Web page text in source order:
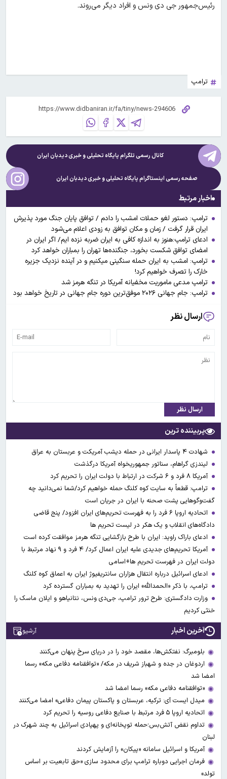
رئیس‌جمهور جی دی ونس و افراد دیگر می‌روند.
ترامپ
کانال رسمی تلگرام پایگاه تحلیلی و خبریدیدبان ایران
صفحه رسمی اینستاگرام پایگاه تحلیلی و خبریدیدبان ایران
اخبار مرتبط
ترامپ: دستور لغو حملات امشب را دادم / توافق پایان جنگ مورد پذیرش
ایران قرار گرفت / زمان و مکان توافق به زودی اعلام می‌شود
ادعای ترامپ:هنوز به اندازه کافی به ایران ضربه نزده ایم/ اگر ایران در
امضای توافق شکست بخورد، جنگنده‌ها تهران را بمباران خواهد کرد
ترامپ: امشب به ایران حمله سنگینی میکنیم و در آینده نزدیک جزیره
خارک را تصرف خواهیم کرد!
ترامپ مدعی ماموریت مخفیانه آمریکا در تنگه هرمز شد
ترامپ: جام جهانی ۲۰۲۶ موفق‌ترین دوره جام جهانی در تاریخ خواهد بود
ارسال نظر
ارسال نظر
پربیننده ترین
شهادت ۴ پاسدار ایرانی در حمله دیشب آمریکت و عربستان به عراق
لیندزی گراهام، سناتور جمهوریخواه آمریکا درگذشت
آمریکا ۸ فرد و ۶ شرکت در ارتباط با دولت ایران را تحریم کرد
ترامپ: قطعاً به سایت کوه کلنگ حمله خواهیم کرد/شما نمی‌دانید چه
گفت‌وگوهایی پشت صحنه با ایران در جریان است
اتحادیه اروپا ۶ فرد را به فهرست تحریم‌های ایران افزود/ پنج قاضی
دادگاه‌های انقلاب و یک هکر در لیست تحریم ها
ادعای باراک راوید: ایران با طرح بازگشایی تنگه هرمز موافقت کرده است
آمریکا تحریم‌های جدیدی علیه ایران اعمال کرد/ ۴ فرد و ۹ نهاد مرتبط با
دولت ایران در فهرست تحریم ها+اسامی
ادعای اسرائیل درباره انتقال هزاران سانتریفیوژ ایران به اعماق کوه کلنگ
ترامپ، با ذکر «الحمدالله» ایران را تهدید به بمباران گسترده کرد
وزارت دادگستری: طرح ترور ترامپ، جی‌دی ونس، نتانیاهو و ایلان ماسک را
خنثی کردیم
آخرین اخبار آرشیو
بلومبرگ: نفتکش‌ها، مقصد خود را در دریای سرخ پنهان می‌کنند
اردوغان در جده و شهباز شریف در مکه/ «توافقنامه دفاعی مکه» رسما
امضا شد
«توافقنامه دفاعی مکه» رسما امضا شد
میدل ایست آی: ترکیه، عربستان و پاکستان پیمان دفاعی» امضا می‌کنند
اتحادیه اروپا ۵ فرد مرتبط با صنایع دفاعی روسیه را تحریم کرد
تداوم نقض آتش‌بس؛حمله توپخانه‌ای و پهپادی اسرائیل به چند شهرک در
لبنان
آمریکا و اسرائیل سامانه «پیکان» را آزمایش کردند
فرمان اجرایی دوباره ترامپ برای محدود سازی «حق تابعیت بر اساس
تولد»